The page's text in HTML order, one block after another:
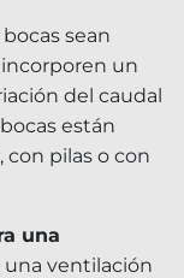
sean
incorporen un
del caudal
están
pilas o con
una
una ventilación